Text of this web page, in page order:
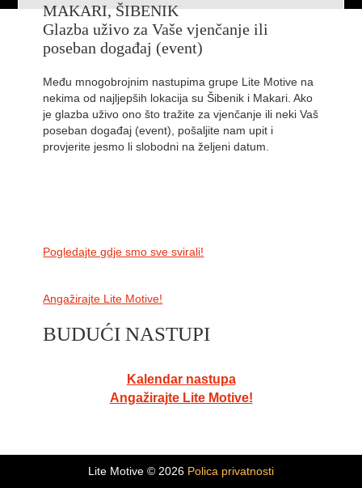
MAKARI, ŠIBENIK
Glazba uživo za Vaše vjenčanje ili
poseban događaj (event)
Među mnogobrojnim nastupima grupe Lite Motive na
nekima od najljepših lokacija su Šibenik i Makari. Ako
je glazba uživo ono što tražite za vjenčanje ili neki Vaš
poseban događaj (event), pošaljite nam upit i
provjerite jesmo li slobodni na željeni datum.
Pogledajte gdje smo sve svirali!
Angažirajte Lite Motive!
BUDUĆI NASTUPI
Kalendar nastupa
Angažirajte Lite Motive!
Lite Motive © 2026 Polica privatnosti